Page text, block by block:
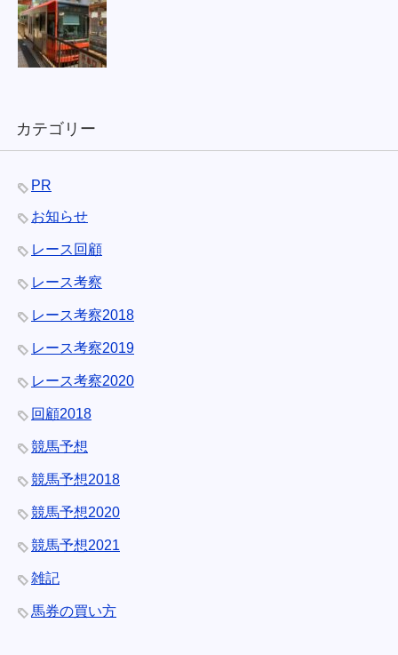
カテゴリー
PR
お知らせ
レース回顧
レース考察
レース考察2018
レース考察2019
レース考察2020
回顧2018
競馬予想
競馬予想2018
競馬予想2020
競馬予想2021
雑記
馬券の買い方